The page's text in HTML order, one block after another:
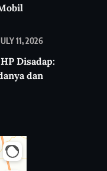
11, 2026
Disadap:
dan